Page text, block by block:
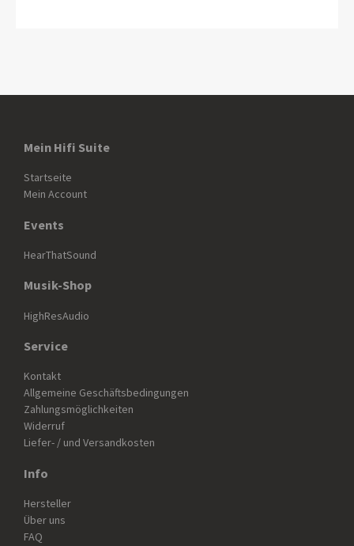
Mein Hifi Suite
Startseite
Mein Account
Events
HearThatSound
Musik-Shop
HighResAudio
Service
Kontakt
Allgemeine Geschäftsbedingungen
Zahlungsmöglichkeiten
Widerruf
Liefer- / und Versandkosten
Info
Hersteller
Über uns
FAQ